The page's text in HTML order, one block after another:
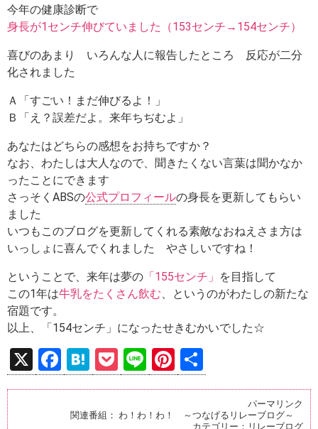
今年の健康診断で
身長が1センチ伸びていました（153センチ→154センチ）
喜びのあまり いろんな人に報告したところ 反応が二分
化されました
Ａ「すごい！まだ伸びるよ！」
Ｂ「え？誤差だよ。来年ちぢむよ」
あなたはどちらの感想をお持ちですか？
なお、わたしは大人なので、聞きたくない言葉は聞かなか
ったことにできます
さっそくABSの公式プロフィールの身長を更新してもらい
ました
いつもこのブログを更新してくれる素敵なおねえさま方は
いっしょに喜んでくれました やさしいですね！
ということで、来年は夢の 「155センチ」 を目指して
この1年は牛乳をたくさん飲む、というのがわたしの新たな
宿題です。
以上、「154センチ」になったせきむかいでした☆
X
F
a
ce
H
at
e
P
o
ck
Li
n
e
Pi
nt 有
パーマリンク
関連番組： わ！わ！わ！ ～つなげるリレーブログ～
カテゴリー： リレーブログ